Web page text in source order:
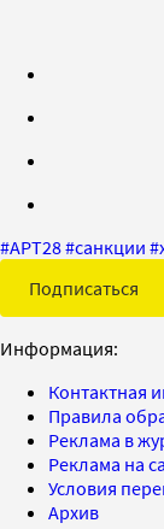
#APT28#санкции #
Подписаться
Информация:
Контактная
Правила
Реклама в
Реклама на
Условия
Архив